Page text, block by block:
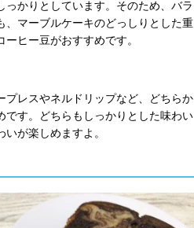
かりとしています。そのため、バラ
、マーブルケーキのどっしりとした重
ヒー豆がおすすめです。
プレスやネルドリップなど、どちらか
です。どちらもしっかりとした味わい
が楽しめますよ。